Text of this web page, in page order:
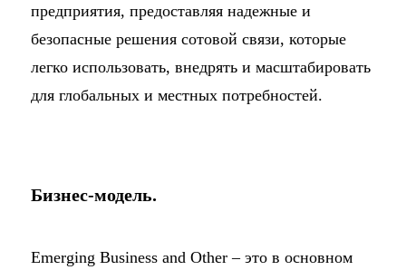
предприятия, предоставляя надежные и
безопасные решения сотовой связи, которые
легко использовать, внедрять и масштабировать
для глобальных и местных потребностей.
Бизнес-модель.
Emerging Business and Other – это в основном